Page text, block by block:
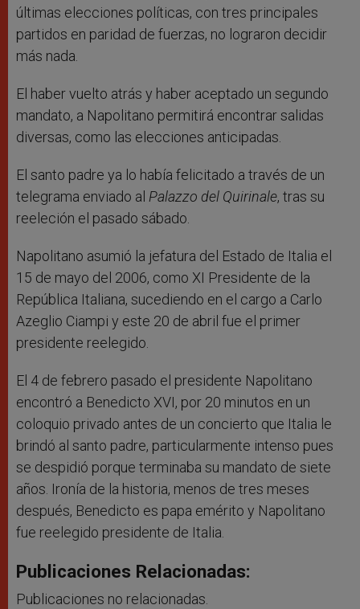
últimas elecciones políticas, con tres principales
partidos en paridad de fuerzas, no lograron decidir
más nada.
El haber vuelto atrás y haber aceptado un segundo
mandato, a Napolitano permitirá encontrar salidas
diversas, como las elecciones anticipadas.
El santo padre ya lo había felicitado a través de un
telegrama enviado al Palazzo del Quirinale, tras su
reeleción el pasado sábado.
Napolitano asumió la jefatura del Estado de Italia el
15 de mayo del 2006, como XI Presidente de la
República Italiana, sucediendo en el cargo a Carlo
Azeglio Ciampi y este 20 de abril fue el primer
presidente reelegido.
El 4 de febrero pasado el presidente Napolitano
encontró a Benedicto XVI, por 20 minutos en un
coloquio privado antes de un concierto que Italia le
brindó al santo padre, particularmente intenso pues
se despidió porque terminaba su mandato de siete
años. Ironía de la historia, menos de tres meses
después, Benedicto es papa emérito y Napolitano
fue reelegido presidente de Italia.
Publicaciones Relacionadas:
Publicaciones no relacionadas.